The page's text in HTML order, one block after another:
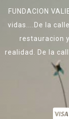
FUNDACION
vidas....De la
restauracion
realidad. De la